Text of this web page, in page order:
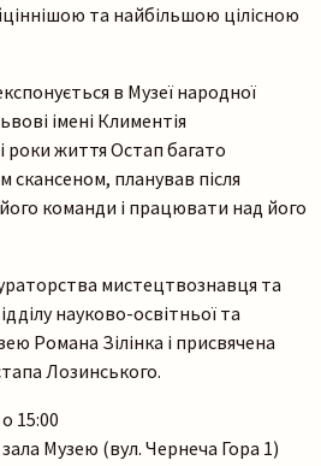
та найбільшою цілісною
в Музеї народної
імені Климентія
життя Остап багато
скансеном, планував після
команди і працювати над його
мистецтвознавця та
науково-освітньої та
Романа Зілінка і присвячена
Лозинського.
15:00
Музею (вул. Чернеча Гора 1)